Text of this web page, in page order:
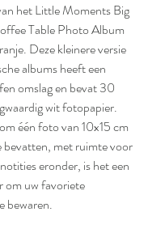
het Little Moments Big
Table Photo Album
Deze kleinere versie
albums heeft een
omslag en bevat 30
wit fotopapier.
één foto van 10x15 cm
bevatten, met ruimte voor
eronder, is het een
om uw favoriete
bewaren.